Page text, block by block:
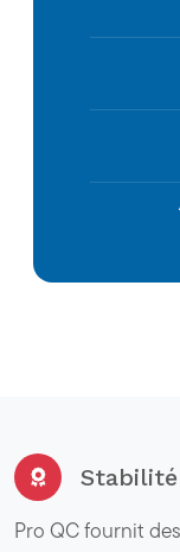
Stabilité
Pro QC fournit